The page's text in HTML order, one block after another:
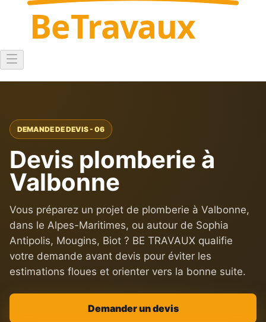
BeTravaux
DEMANDE DE DEVIS - 06
Devis plomberie à
Valbonne
Vous préparez un projet de plomberie à Valbonne,
dans le Alpes-Maritimes, ou autour de Sophia
Antipolis, Mougins, Biot ? BE TRAVAUX qualifie
votre demande avant devis pour éviter les
estimations floues et orienter vers la bonne suite.
Demander un devis